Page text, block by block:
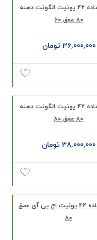
رک ايستاده 42 يونيت الگونت دهنه
80 عمق 60
36,000,000 تومان
رک ايستاده 42 يونيت الگونت دهنه
80 عمق 80
38,000,000 تومان
رک ایستاده 42 یونیت اچ پی آی عمق
80